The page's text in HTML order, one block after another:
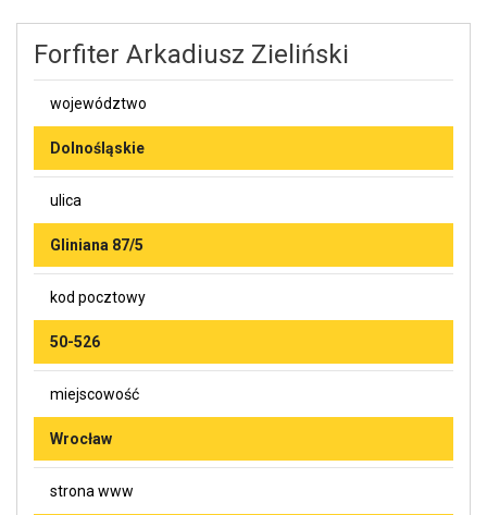
Forfiter Arkadiusz Zieliński
województwo
Dolnośląskie
ulica
Gliniana 87/5
kod pocztowy
50-526
miejscowość
Wrocław
strona www